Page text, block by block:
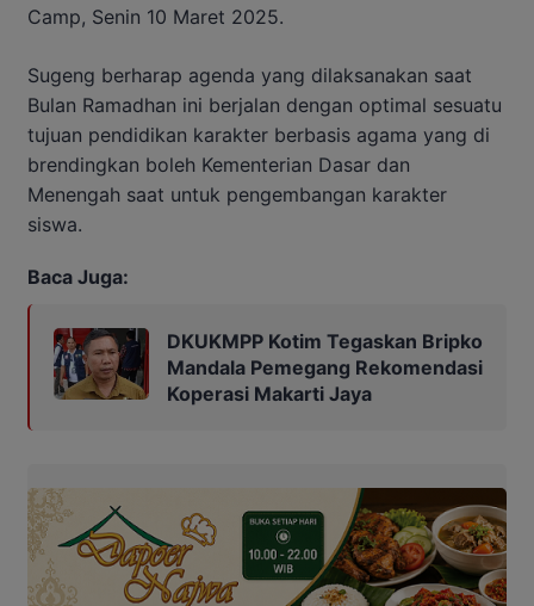
Camp, Senin 10 Maret 2025.
Sugeng berharap agenda yang dilaksanakan saat
Bulan Ramadhan ini berjalan dengan optimal sesuatu
tujuan pendidikan karakter berbasis agama yang di
brendingkan boleh Kementerian Dasar dan
Menengah saat untuk pengembangan karakter
siswa.
Baca Juga:
DKUKMPP Kotim Tegaskan Bripko
Mandala Pemegang Rekomendasi
Koperasi Makarti Jaya